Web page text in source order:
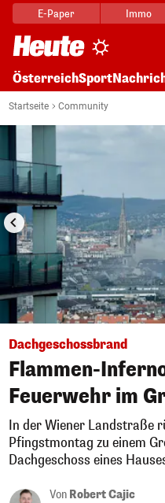
E-Paper Immo
ÖsterreichSport
Startseite Community
1/22
Dachgeschossbrand
Flammen-
Feuerwehr im
In der Wiener Landstraße
Pfingstmontag zu einem
Dachgeschoss eines
Von Robert Cajic